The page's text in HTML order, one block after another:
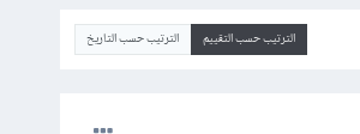
الترتيب حسب التقييم الترتيب حسب التاريخ